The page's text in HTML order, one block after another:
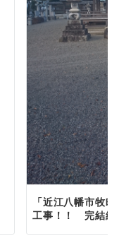
「近江八幡市牧
工事！！ 完結編